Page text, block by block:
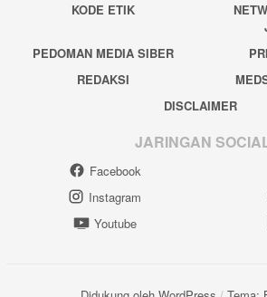
KODE ETIK
PEDOMAN MEDIA SIBER
REDAKSI
DISCLAIMER
JARINGAN
Facebook
Instagram
Youtube